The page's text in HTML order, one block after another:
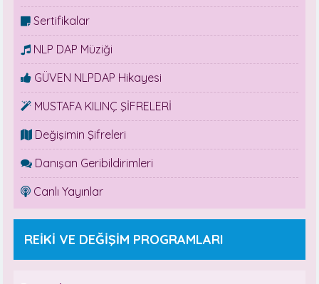
Sertifikalar
NLP DAP Müziği
GÜVEN NLPDAP Hikayesi
MUSTAFA KILINÇ ŞİFRELERİ
Değişimin Şifreleri
Danışan Geribildirimleri
Canlı Yayınlar
REİKİ VE DEĞİŞİM PROGRAMLARI